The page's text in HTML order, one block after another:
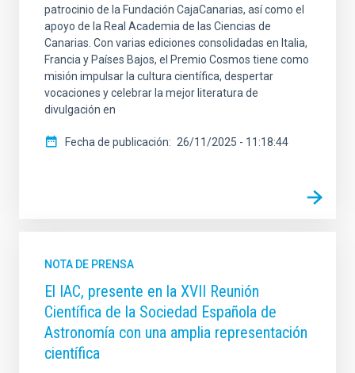
patrocinio de la Fundación CajaCanarias, así como el
apoyo de la Real Academia de las Ciencias de
Canarias. Con varias ediciones consolidadas en Italia,
Francia y Países Bajos, el Premio Cosmos tiene como
misión impulsar la cultura científica, despertar
vocaciones y celebrar la mejor literatura de
divulgación en
Fecha de publicación 26/11/2025 - 11:18:44
NOTA DE PRENSA
El IAC, presente en la XVII Reunión
Científica de la Sociedad Española de
Astronomía con una amplia representación
científica